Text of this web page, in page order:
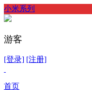
小米系列
游客
[登录] [注册]
首页